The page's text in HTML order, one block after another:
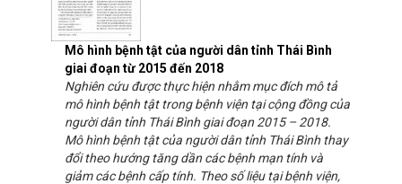
Mô hình bệnh tật của người dân tỉnh Thái Bình
giai đoạn từ 2015 đến 2018
Nghiên cứu được thực hiện nhằm mục đích mô tả
mô hình bệnh tật trong bệnh viện tại cộng đồng của
người dân tỉnh Thái Bình giai đoạn 2015 – 2018.
Mô hình bệnh tật của người dân tỉnh Thái Bình thay
đổi theo hướng tăng dần các bệnh mạn tính và
giảm các bệnh cấp tính. Theo số liệu tại bệnh viện,